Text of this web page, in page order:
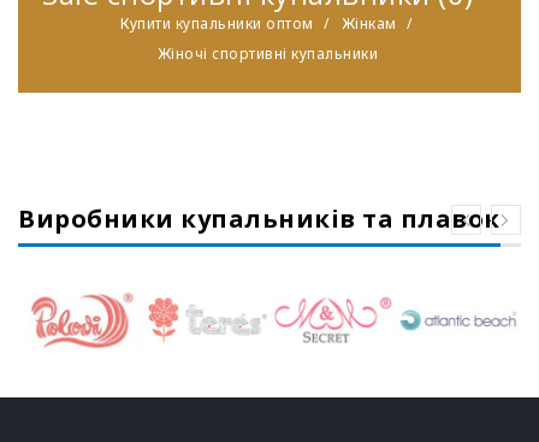
Купити купальники оптом
Жінкам
Жіночі спортивні купальники
Виробники купальників та плавок